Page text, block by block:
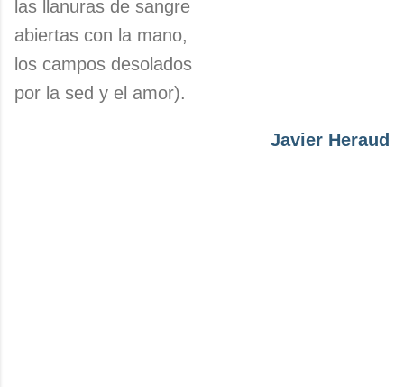
las llanuras de sangre
abiertas con la mano,
los campos desolados
por la sed y el amor).
Javier Heraud